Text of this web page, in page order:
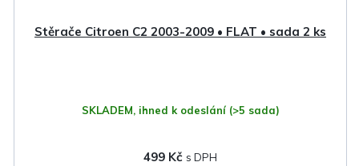
Stěrače Citroen C2 2003-2009 • FLAT • sada 2 ks
SKLADEM, ihned k odeslání (>5 sada)
499 Kč